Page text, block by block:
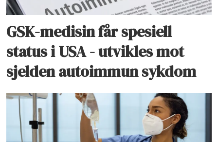
GSK-medisin får spesiell
status i USA - utvikles mot
sjelden autoimmun sykdom